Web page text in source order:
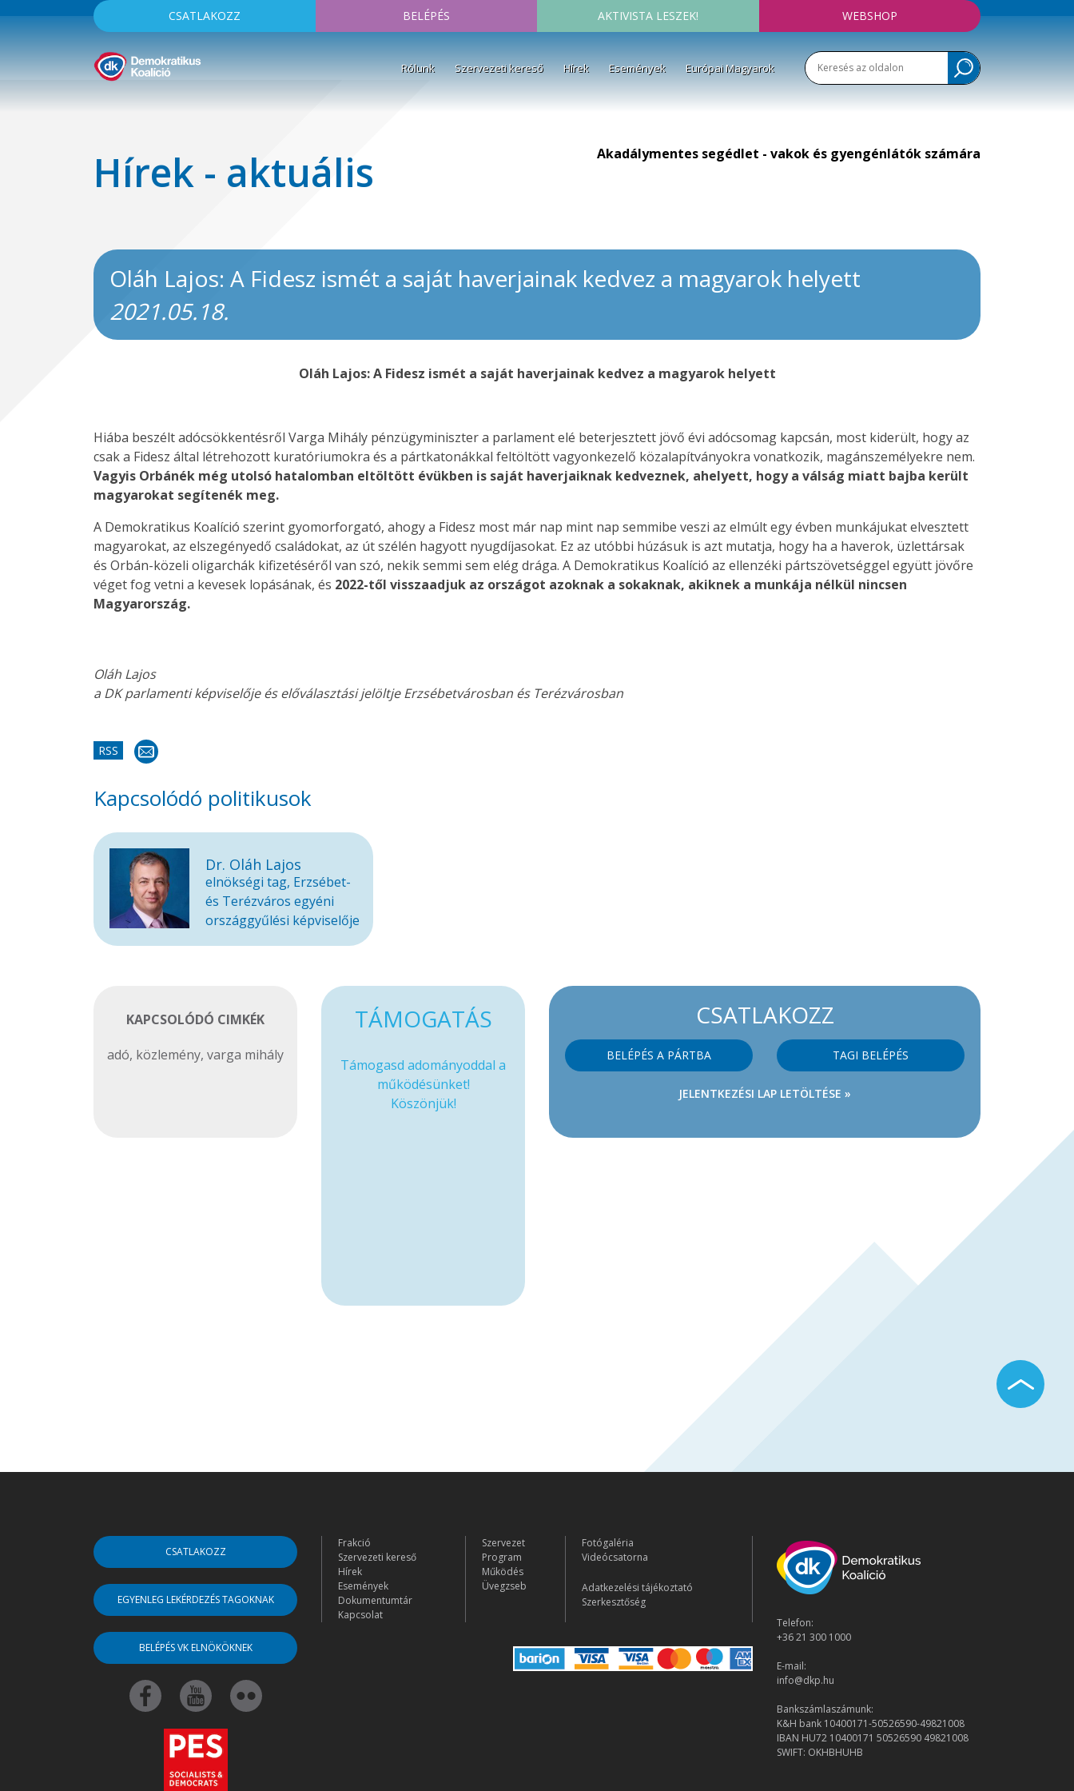
CSATLAKOZZ BELÉPÉS AKTIVISTA LESZEK! WEBSHOP
Rólunk Szervezeti kereső Hírek Események Európai Magyarok
Hírek - aktuális Akadálymentes segédlet - vakok és gyengénlátók számára
Oláh Lajos: A Fidesz ismét a saját haverjainak kedvez a magyarok helyett
2021.05.18.
Oláh Lajos: A Fidesz ismét a saját haverjainak kedvez a magyarok helyett
Hiába beszélt adócsökkentésről Varga Mihály pénzügyminiszter a parlament elé beterjesztett jövő évi adócsomag kapcsán, most kiderült, hogy az
csak a Fidesz által létrehozott kuratóriumokra és a pártkatonákkal feltöltött vagyonkezelő közalapítványokra vonatkozik, magánszemélyekre nem.
Vagyis Orbánék még utolsó hatalomban eltöltött évükben is saját haverjaiknak kedveznek, ahelyett, hogy a válság miatt bajba került
magyarokat segítenék meg.
A Demokratikus Koalíció szerint gyomorforgató, ahogy a Fidesz most már nap mint nap semmibe veszi az elmúlt egy évben munkájukat elvesztett
magyarokat, az elszegényedő családokat, az út szélén hagyott nyugdíjasokat. Ez az utóbbi húzásuk is azt mutatja, hogy ha a haverok, üzlettársak
és Orbán-közeli oligarchák kifizetéséről van szó, nekik semmi sem elég drága. A Demokratikus Koalíció az ellenzéki pártszövetséggel együtt jövőre
véget fog vetni a kevesek lopásának, és 2022-től visszaadjuk az országot azoknak a sokaknak, akiknek a munkája nélkül nincsen
Magyarország.
Oláh Lajos
a DK parlamenti képviselője és előválasztási jelöltje Erzsébetvárosban és Terézvárosban
RSS
Kapcsolódó politikusok
Dr. Oláh Lajos
elnökségi tag, Erzsébet-
és Terézváros egyéni
országgyűlési képviselője
KAPCSOLÓDÓ CIMKÉK
adó, közlemény, varga mihály
CSATLAKOZZ
BELÉPÉS A PÁRTBA TAGI BELÉPÉS
JELENTKEZÉSI LAP LETÖLTÉSE »
TÁMOGATÁS
Támogasd adományoddal a
működésünket!
Köszönjük!
CSATLAKOZZ
EGYENLEG LEKÉRDEZÉS TAGOKNAK
BELÉPÉS VK ELNÖKÖKNEK
Frakció
Szervezeti kereső
Hírek
Események
Dokumentumtár
Kapcsolat
Szervezet
Program
Működés
Üvegzseb
Fotógaléria
Videócsatorna
Adatkezelési tájékoztató
Szerkesztőség
Telefon:
+36 21 300 1000
E-mail:
info@dkp.hu
Bankszámlaszámunk:
K&H bank 10400171-50526590-49821008
IBAN HU72 10400171 50526590 49821008
SWIFT: OKHBHUHB